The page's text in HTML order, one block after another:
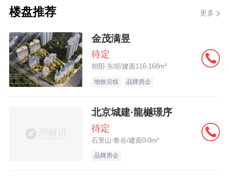
楼盘推荐 更多
金茂满昱
待定
朝阳-东坝/建面116-168m²
地铁沿线 品牌房企
北京城建·龍樾璟序
待定
石景山-鲁谷/建面0-0m²
品牌房企